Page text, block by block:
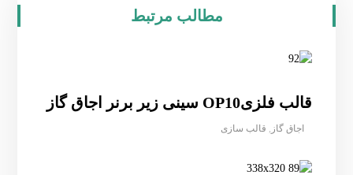
مطالب مرتبط
قالب فلزیOP10 سینی زیر برنر اجاق گاز
اجاق گاز , قالب سازی